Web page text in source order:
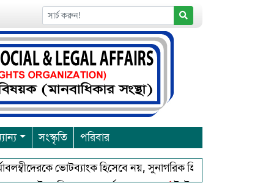
সংস্কৃতি পরিবার
ভোটব্যাংক হিসেবে নয়, সুনাগরিক হিসেবে মূল্যায়ন করে
এন্ট্রাপ্রেনিয়র অ্যাওয়ার্ড–২০২৬ ইস্টার্ন ইউনিভার্সিটির